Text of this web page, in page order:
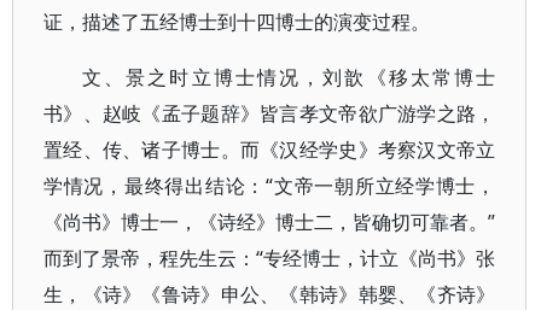
证，描述了五经博士到十四博士的演变过程。
文、景之时立博士情况，刘歆《移太常博士
书》、赵岐《孟子题辞》皆言孝文帝欲广游学之路，
置经、传、诸子博士。而《汉经学史》考察汉文帝立
学情况，最终得出结论：“文帝一朝所立经学博士，
《尚书》博士一，《诗经》博士二，皆确切可靠者。”
而到了景帝，程先生云：“专经博士，计立《尚书》张
生，《诗》《鲁诗》申公、《韩诗》韩婴、《齐诗》